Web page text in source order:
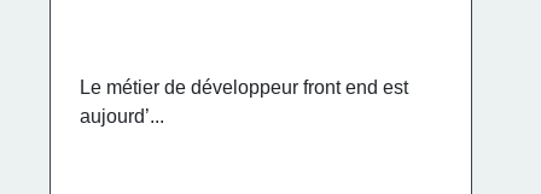
Le métier de développeur front end est
aujourd’...